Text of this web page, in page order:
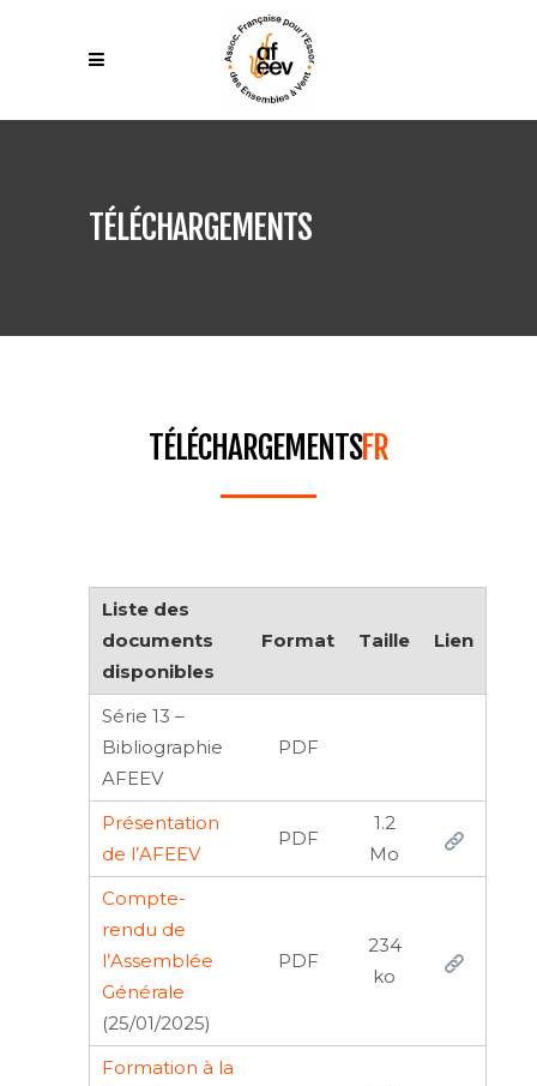
TÉLÉCHARGEMENTS
TÉLÉCHARGEMENTSFR
Liste des
documents
disponibles
Format Taille Lien
Série 13 –
Bibliographie
AFEEV
PDF
Présentation
de l’AFEEV
PDF
1.2
Mo
Compte-
rendu de
l’Assemblée
Générale
(25/01/2025)
PDF
234
ko
Formation à la